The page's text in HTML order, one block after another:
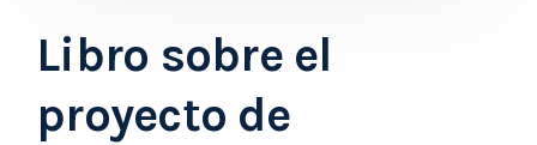
Libro sobre el
proyecto de